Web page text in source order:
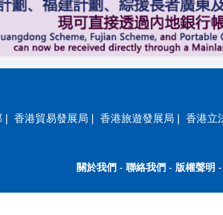
香港貿易發展局 香港旅遊發展局 香港立
關於我們 - 聯絡我們 - 版權聲明 -